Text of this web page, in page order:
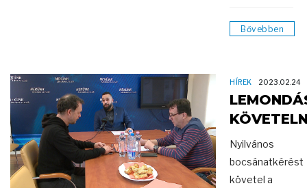
Bővebben
HÍREK 2023.02.24
Nyilvános
bocsánatkérést
követel a